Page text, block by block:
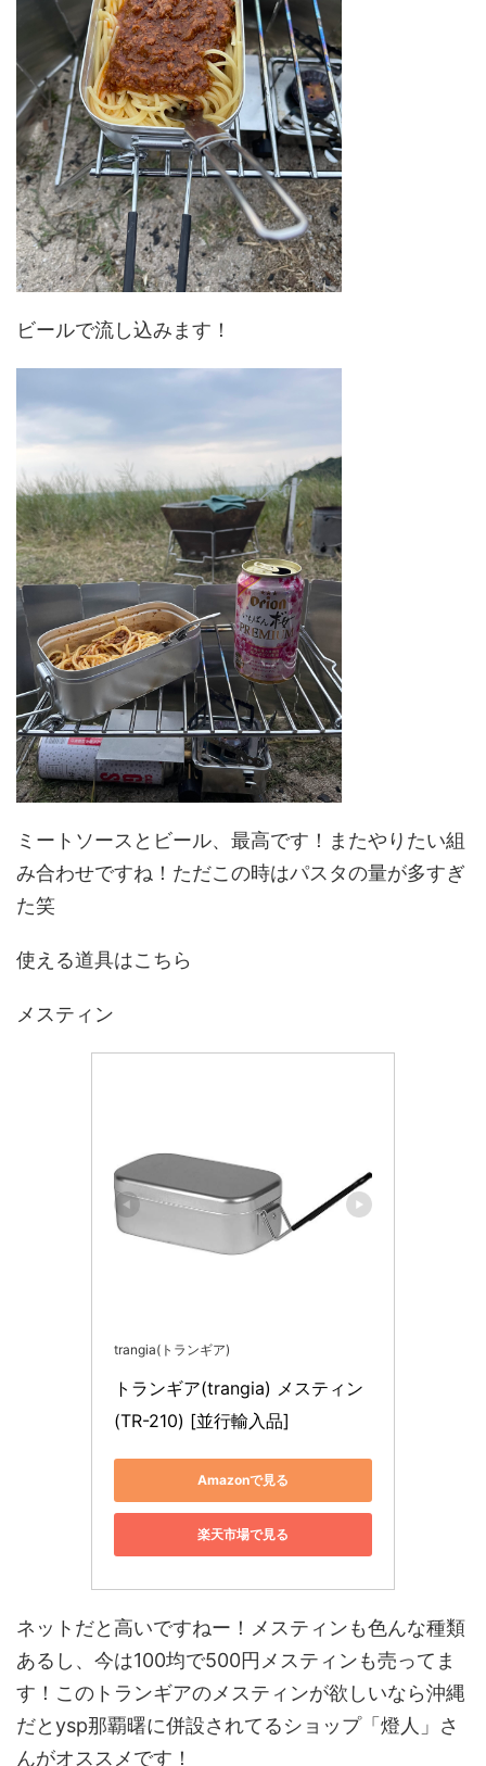
ビールで流し込みます！
ミートソースとビール、最高です！またやりたい組
み合わせですね！ただこの時はパスタの量が多すぎ
た笑
使える道具はこちら
メスティン
trangia(トランギア)
トランギア(trangia) メスティン
(TR-210) [並行輸入品]
Amazonで見る
楽天市場で見る
ネットだと高いですねー！メスティンも色んな種類
あるし、今は100均で500円メスティンも売ってま
す！このトランギアのメスティンが欲しいなら沖縄
だとysp那覇曙に併設されてるショップ「燈人」さ
んがオススメです！